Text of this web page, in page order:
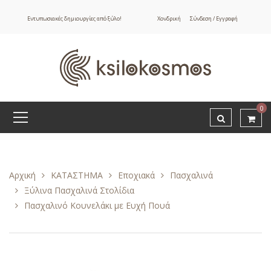
Εντυπωσιακές δημιουργίες από ξύλο! Χονδρική Σύνδεση / Εγγραφή
0
Αρχική ΚΑΤΑΣΤΗΜΑ Εποχιακά
Πασχαλινά
Ξύλινα Πασχαλινά Στολίδια
Πασχαλινό Κουνελάκι με Ευχή Πουά